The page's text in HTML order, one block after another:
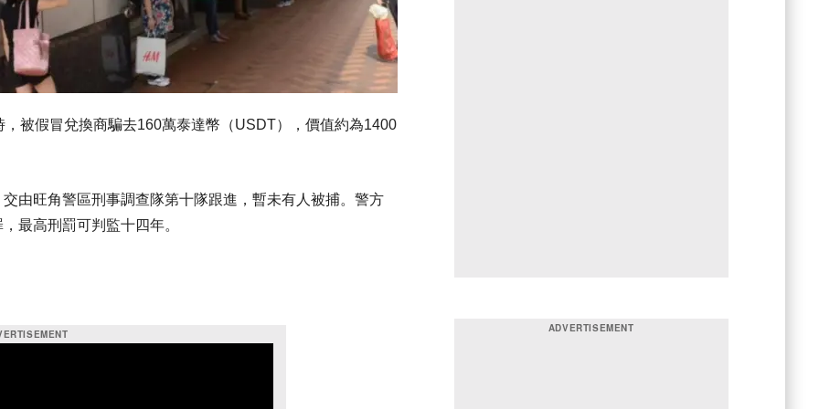
被假冒兌換商騙去160萬泰達幣（USDT），價值約為1400
由旺角警區刑事調查隊第十隊跟進，暫未有人被捕。警方
最高刑罰可判監十四年。